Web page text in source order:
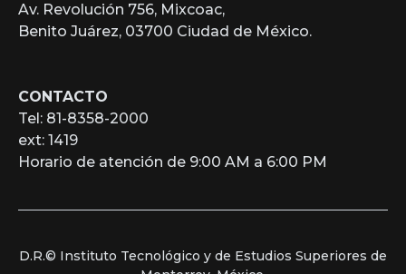
Av. Revolución 756, Mixcoac,
Benito Juárez, 03700 Ciudad de México.
CONTACTO
Tel: 81-8358-2000
ext: 1419
Horario de atención de 9:00 AM a 6:00 PM
D.R.© Instituto Tecnológico y de Estudios Superiores de